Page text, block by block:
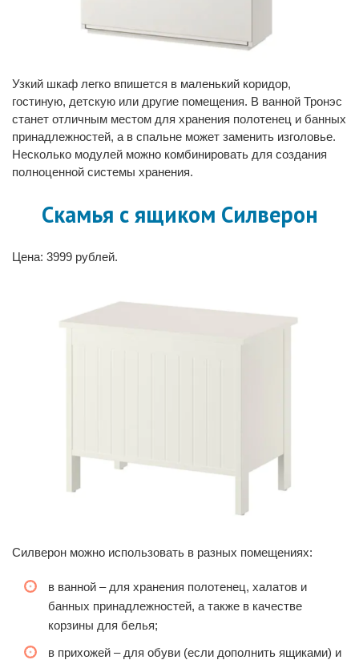
Узкий шкаф легко впишется в маленький коридор,
гостиную, детскую или другие помещения. В ванной Тронэс
станет отличным местом для хранения полотенец и банных
принадлежностей, а в спальне может заменить изголовье.
Несколько модулей можно комбинировать для создания
полноценной системы хранения.
Скамья с ящиком Силверон
Цена: 3999 рублей.
Силверон можно использовать в разных помещениях:
в ванной – для хранения полотенец, халатов и
банных принадлежностей, а также в качестве
корзины для белья;
в прихожей – для обуви (если дополнить ящиками) и